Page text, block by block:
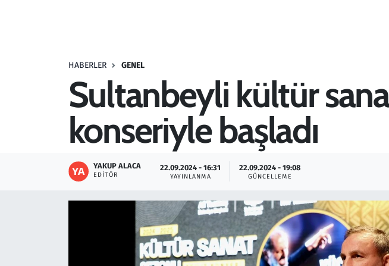
HABERLER GENEL
Sultanbeyli kültür
konseriyle başladı
YAKUP ALACA
EDITÖR
22.09.2024 - 16:31
YAYINLANMA
22.09.2024 - 19:08
GÜNCELLEME
Savunma Sanayi